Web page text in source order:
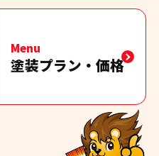
Menu
塗装プラン・価格